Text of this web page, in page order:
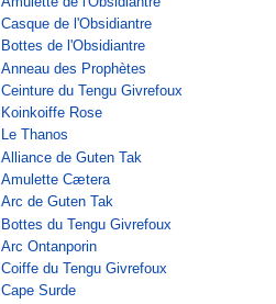
Casque de l'Obsidiantre
Bottes de l'Obsidiantre
Anneau des Prophètes
Ceinture du Tengu Givrefoux
Koinkoiffe Rose
Le Thanos
Alliance de Guten Tak
Amulette Cætera
Arc de Guten Tak
Bottes du Tengu Givrefoux
Arc Ontanporin
Coiffe du Tengu Givrefoux
Cape Surde